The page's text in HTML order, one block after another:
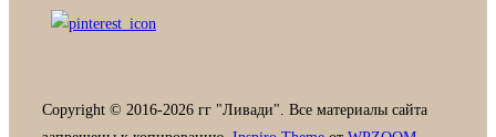
Copyright © 2016-2026 гг "Ливади". Все материалы сайта